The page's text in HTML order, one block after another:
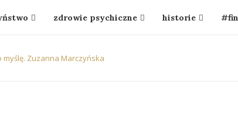
zdrowie psychiczne historie